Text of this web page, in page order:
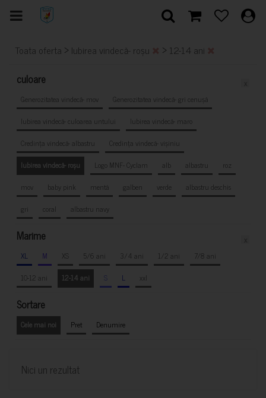
Toata oferta > Iubirea vindecă- roșu > 12-14 ani
culoare
Generozitatea vindecă- mov
Generozitatea vindecă- gri cenușă
Iubirea vindecă- culoarea untului
Iubirea vindecă- maro
Credința vindecă- albastru
Credința vindecă- vișiniu
Iubirea vindecă- roșu
Logo MNF- Cyclam alb albastru
roz
mov
baby pink mentă galben verde
albastru deschis
gri
coral albastru navy
Marime
XL M XS 5/6 ani 3/4 ani 1/2 ani
7/8 ani
10-12 ani
12-14 ani S L xxl
Sortare
Cele mai noi Pret Denumire
Nici un rezultat